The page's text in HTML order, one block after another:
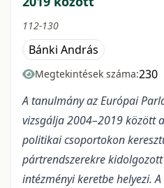
112-130
Bánki András
Megtekintések száma:230
A tanulmány az Európai
vizsgálja 2004–2019 között
politikai csoportokon
pártrendszerekre
intézményi keretbe helyezi.